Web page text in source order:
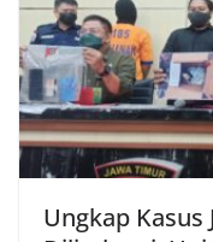
Ungkap Kasus